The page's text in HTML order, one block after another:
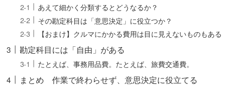
あえて細かく分類するとどうなるか？
その勘定科目は「意思決定」に役立つか？
【おまけ】クルマにかかる費用は目に見えないものもある
勘定科目には「自由」がある
たとえば、事務用品費。たとえば、旅費交通費。
まとめ 作業で終わらせず、意思決定に役立てる